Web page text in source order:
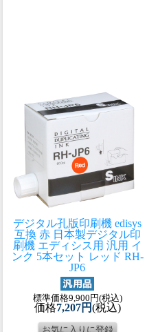
デジタル孔版印刷機 edisys
互換 赤 日本製デジタル印
刷機 エディシス用 汎用 イ
ンク 5本セット レッド RH-
JP6
標準価格9,900円(税込)
価格7,207円(税込)